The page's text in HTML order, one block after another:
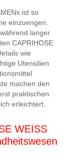
ist so
einzuengen.
langer
CAPRIHOSE
wie
Utensilien
machen den
praktischen
erleichtert.
WEISS